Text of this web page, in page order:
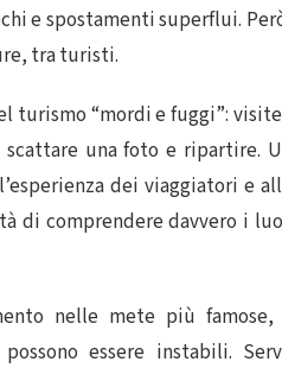
e spostamenti superflui.
tra turisti.
turismo “mordi e fuggi”:
una foto e ripartire.
dei viaggiatori e
di comprendere davvero i
nelle mete più famose,
essere instabili.